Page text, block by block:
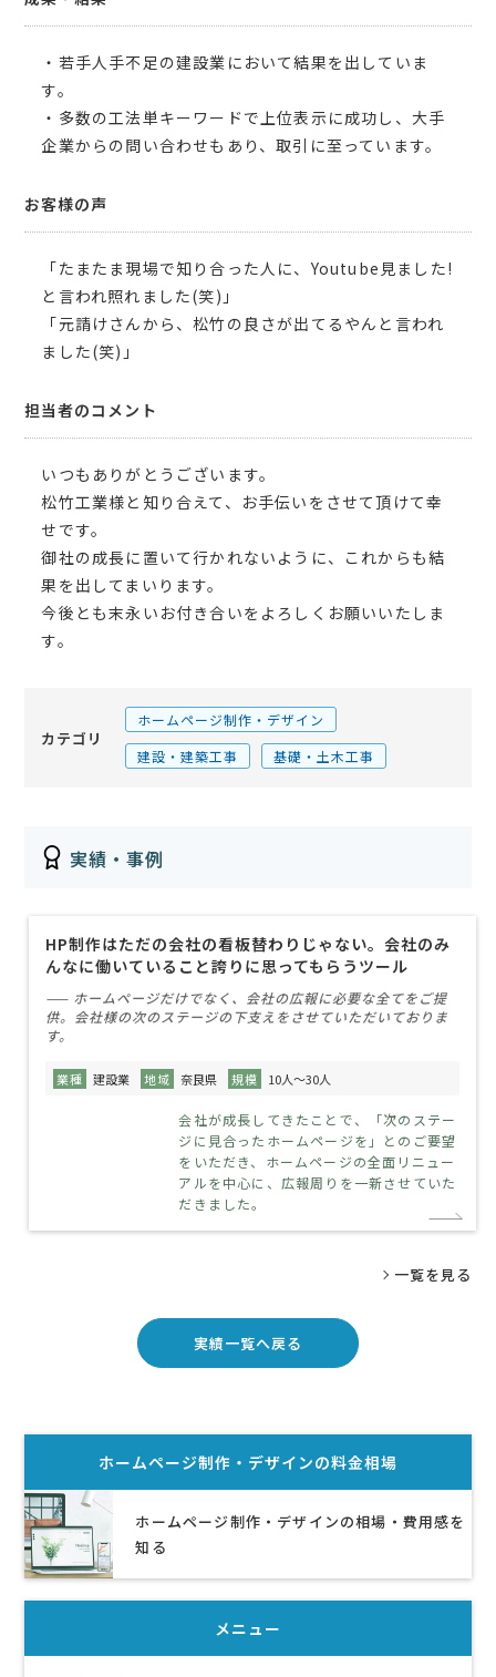
・若手人手不足の建設業において結果を出していま
す。
・多数の工法単キーワードで上位表示に成功し、大手
企業からの問い合わせもあり、取引に至っています。
お客様の声
「たまたま現場で知り合った人に、Youtube見ました!
と言われ照れました(笑)」
「元請けさんから、松竹の良さが出てるやんと言われ
ました(笑)」
担当者のコメント
いつもありがとうございます。
松竹工業様と知り合えて、お手伝いをさせて頂けて幸
せです。
御社の成長に置いて行かれないように、これからも結
果を出してまいります。
今後とも末永いお付き合いをよろしくお願いいたしま
す。
カテゴリ
ホームページ制作・デザイン
建設・建築工事
基礎・土木工事
実績・事例
HP制作はただの会社の看板替わりじゃない。会社のみ
んなに働いていること誇りに思ってもらうツール
—— ホームページだけでなく、会社の広報に必要な全てをご提
供。会社様の次のステージの下支えをさせていただいておりま
す。
業種 建設業 地域 奈良県 規模 10人～30人
会社が成長してきたことで、「次のステー
ジに見合ったホームページを」とのご要望
をいただき、ホームページの全面リニュー
アルを中心に、広報周りを一新させていた
だきました。
一覧を見る
実績一覧へ戻る
ホームページ制作・デザインの料金相場
ホームページ制作・デザインの相場・費用感を
知る
メニュー